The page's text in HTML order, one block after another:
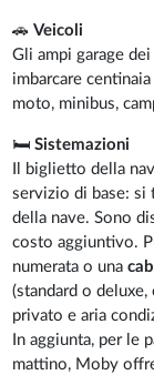
🚗Veicoli
Gli ampi garage
imbarcare
moto, minibus,
🛏️Sistemazioni
Il biglietto della
servizio di base: si
della nave. Sono
costo aggiuntivo.
numerata o una
(standard o
privato e aria
In aggiunta, per le
mattino, Moby